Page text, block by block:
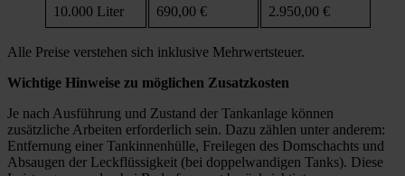
10.000 Liter 690,00 € 2.950,00 €
Alle Preise verstehen sich inklusive Mehrwertsteuer.
Wichtige Hinweise zu möglichen Zusatzkosten
Je nach Ausführung und Zustand der Tankanlage können
zusätzliche Arbeiten erforderlich sein. Dazu zählen unter anderem:
Entfernung einer Tankinnenhülle, Freilegen des Domschachts und
Absaugen der Leckflüssigkeit (bei doppelwandigen Tanks). Diese